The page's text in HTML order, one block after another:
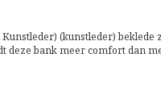
(kunstleder)
bank meer comfort dan